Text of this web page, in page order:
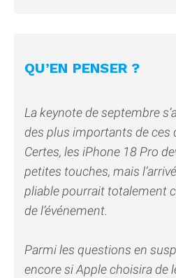
QU’EN PENSER ?
La keynote de septembre
des plus importants de ces
Certes, les iPhone 18 Pro
petites touches, mais
pliable pourrait totalement
de l’événement.
Parmi les questions en
encore si Apple choisira de